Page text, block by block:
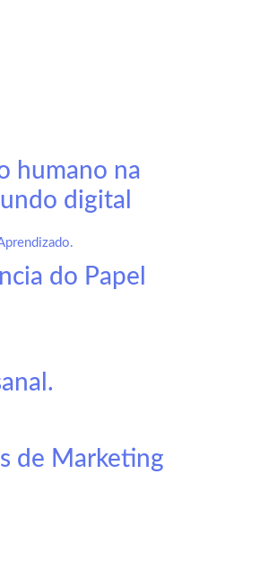
humano na
digital
do Papel
de Marketing